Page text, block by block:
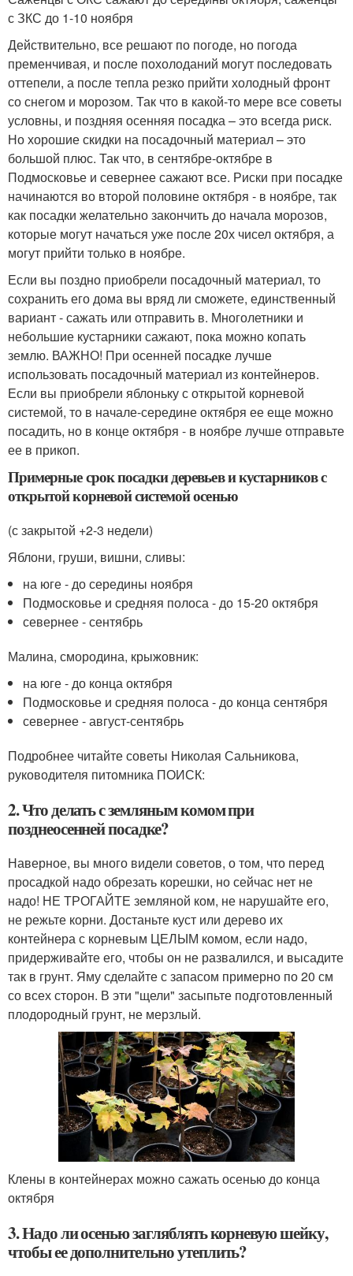
с ЗКС до 1-10 ноября
Действительно, все решают по погоде, но погода
пременчивая, и после похолоданий могут последовать
оттепели, а после тепла резко прийти холодный фронт
со снегом и морозом. Так что в какой-то мере все советы
условны, и поздняя осенняя посадка – это всегда риск.
Но хорошие скидки на посадочный материал – это
большой плюс. Так что, в сентябре-октябре в
Подмосковье и севернее сажают все. Риски при посадке
начинаются во второй половине октября - в ноябре, так
как посадки желательно закончить до начала морозов,
которые могут начаться уже после 20х чисел октября, а
могут прийти только в ноябре.
Если вы поздно приобрели посадочный материал, то
сохранить его дома вы вряд ли сможете, единственный
вариант - сажать или отправить в. Многолетники и
небольшие кустарники сажают, пока можно копать
землю. ВАЖНО! При осенней посадке лучше
использовать посадочный материал из контейнеров.
Если вы приобрели яблоньку с открытой корневой
системой, то в начале-середине октября ее еще можно
посадить, но в конце октября - в ноябре лучше отправьте
ее в прикоп.
Примерные срок посадки деревьев и кустарников с
открытой корневой системой осенью
(с закрытой +2-3 недели)
Яблони, груши, вишни, сливы:
на юге - до середины ноября
Подмосковье и средняя полоса - до 15-20 октября
севернее - сентябрь
Малина, смородина, крыжовник:
на юге - до конца октября
Подмосковье и средняя полоса - до конца сентября
севернее - август-сентябрь
Подробнее читайте советы Николая Сальникова,
руководителя питомника ПОИСК:
2. Что делать с земляным комом при
позднеосенней посадке?
Наверное, вы много видели советов, о том, что перед
просадкой надо обрезать корешки, но сейчас нет не
надо! НЕ ТРОГАЙТЕ земляной ком, не нарушайте его,
не режьте корни. Достаньте куст или дерево их
контейнера с корневым ЦЕЛЫМ комом, если надо,
придерживайте его, чтобы он не развалился, и высадите
так в грунт. Яму сделайте с запасом примерно по 20 см
со всех сторон. В эти "щели" засыпьте подготовленный
плодородный грунт, не мерзлый.
Клены в контейнерах можно сажать осенью до конца
октября
3. Надо ли осенью загляблять корневую шейку,
чтобы ее дополнительно утеплить?